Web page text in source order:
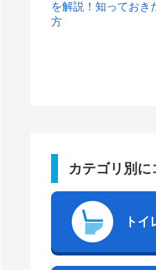
を解説！知っておき
方
カテゴリ別
トイ